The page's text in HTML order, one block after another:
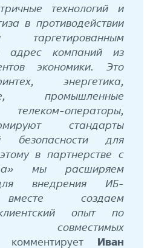
технологий и
в противодействии
адрес компаний из
экономики. Это
энергетика,
промышленные
операторы,
стандарты
безопасности для
в партнерстве с
мы расширяем
внедрения ИБ-
вместе создаем
опыт по
совместимых
Иван